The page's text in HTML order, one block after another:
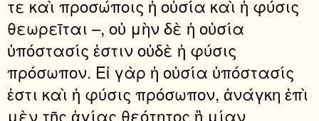
τε καὶ προσώποις ἡ οὐσία καὶ ἡ φύσις
θεωρεῖται –, οὐ μὴν δὲ ἡ οὐσία
ὑπόστασίς ἐστιν οὐδὲ ἡ φύσις
πρόσωπον. Εἰ γὰρ ἡ οὐσία ὑπόστασίς
ἐστι καὶ ἡ φύσις πρόσωπον, ἀνάγκη ἐπὶ
μὲν τῆς ἁγίας θεότητος ἢ μίαν